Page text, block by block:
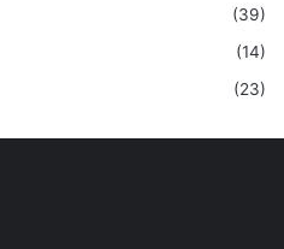
(39)
(14)
(23)